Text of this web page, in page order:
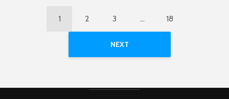
1 2 3 … 18
NEXT